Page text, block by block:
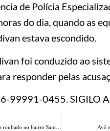
de Polícia
do dia, quando as
estava escondido.
foi conduzido ao
responder pelas
99991-0455. SIGILO
Três indivíduos foram presos com armas e um carro roubado no bairro Santa Fé Avô